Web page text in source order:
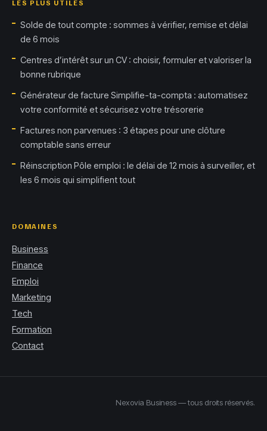
LES PLUS UTILES
Solde de tout compte : sommes à vérifier, remise et délai
de 6 mois
Centres d’intérêt sur un CV : choisir, formuler et valoriser la
bonne rubrique
Générateur de facture Simplifie-ta-compta : automatisez
votre conformité et sécurisez votre trésorerie
Factures non parvenues : 3 étapes pour une clôture
comptable sans erreur
Réinscription Pôle emploi : le délai de 12 mois à surveiller, et
les 6 mois qui simplifient tout
DOMAINES
Business
Finance
Emploi
Marketing
Tech
Formation
Contact
Nexovia Business — tous droits réservés.